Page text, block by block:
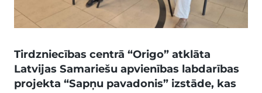
Tirdzniecības centrā “Origo” atklāta
Latvijas Samariešu apvienības labdarības
projekta “Sapņu pavadonis” izstāde, kas